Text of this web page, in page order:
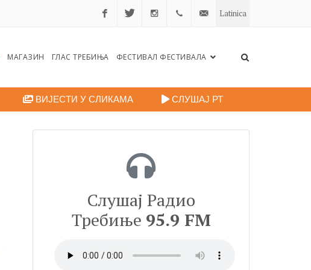
Latinica
МАГАЗИН ГЛАС ТРЕБИЊА ФЕСТИВАЛ ФЕСТИВАЛА
ВИЈЕСТИ У СЛИКАМА СЛУШАЈ РТ
Слушај Радио
Требиње 95.9 FM